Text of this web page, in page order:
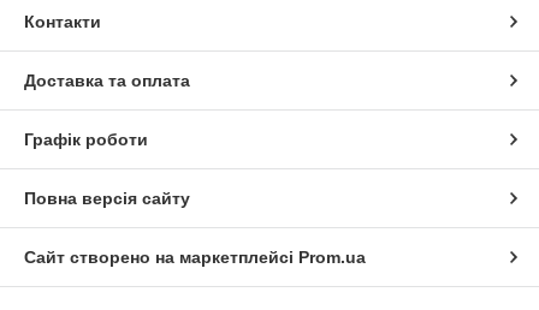
Контакти
Доставка та оплата
Графік роботи
Повна версія сайту
Сайт створено на маркетплейсі Prom.ua